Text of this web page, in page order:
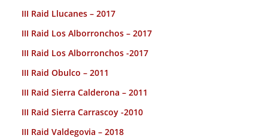
III Raid Llucanes – 2017
III Raid Los Alborronchos – 2017
III Raid Los Alborronchos -2017
III Raid Obulco – 2011
III Raid Sierra Calderona – 2011
III Raid Sierra Carrascoy -2010
III Raid Valdegovia – 2018